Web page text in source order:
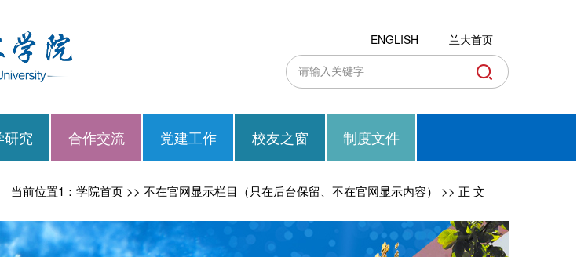
ENGLISH 兰大首页
研究 合作交流 党建工作 校友之窗 制度文件
当前位置1： 学院首页 >> 不在官网显示栏目（只在后台保留、不在官网显示内容） >> 正 文